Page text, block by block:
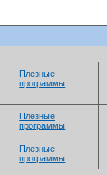
Плезные
программы
Плезные
программы
Плезные
программы